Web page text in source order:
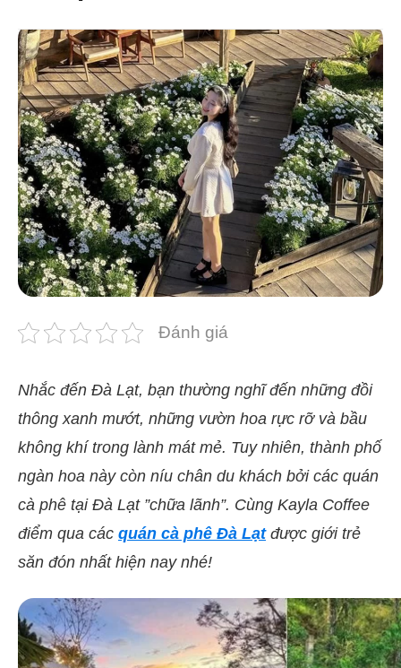
Đánh giá
Nhắc đến Đà Lạt, bạn thường nghĩ đến những đồi
thông xanh mướt, những vườn hoa rực rỡ và bầu
không khí trong lành mát mẻ. Tuy nhiên, thành phố
ngàn hoa này còn níu chân du khách bởi các quán
cà phê tại Đà Lạt ”chữa lãnh”. Cùng Kayla Coffee
điểm qua các quán cà phê Đà Lạtđược giới trẻ
săn đón nhất hiện nay nhé!